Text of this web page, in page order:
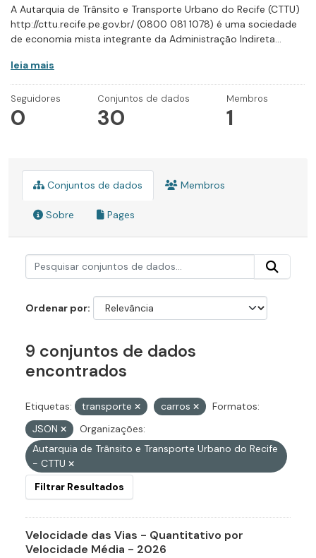
A Autarquia de Trânsito e Transporte Urbano do Recife (CTTU)
http://cttu.recife.pe.gov.br/ (0800 081 1078) é uma sociedade
de economia mista integrante da Administração Indireta...
leia mais
Seguidores
0
Conjuntos de dados
30
Membros
1
Conjuntos de dados Membros
Sobre Pages
Ordenar por
9 conjuntos de dados
encontrados
Etiquetas: transporte carros
Formatos:
JSON
Organizações:
Autarquia de Trânsito e Transporte Urbano do Recife
- CTTU
Filtrar Resultados
Velocidade das Vias - Quantitativo por
Velocidade Média - 2026